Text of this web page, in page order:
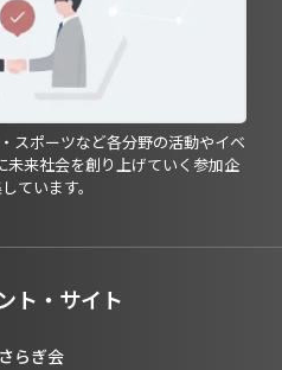
スポーツなど各分野の活動やイベ
未来社会を創り上げていく参加企
ています。
ト・サイト
らぎ会